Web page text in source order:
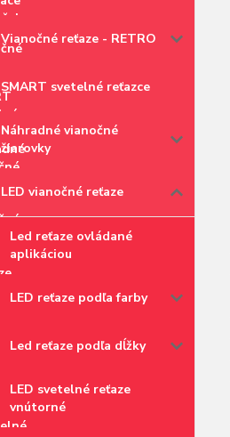
Vianočné reťaze - RETRO
SMART svetelné reťazce
Náhradné vianočné
žiarovky
LED vianočné reťaze
Led reťaze ovládané
aplikáciou
LED reťaze podľa farby
Led reťaze podľa dĺžky
LED svetelné reťaze
vnútorné